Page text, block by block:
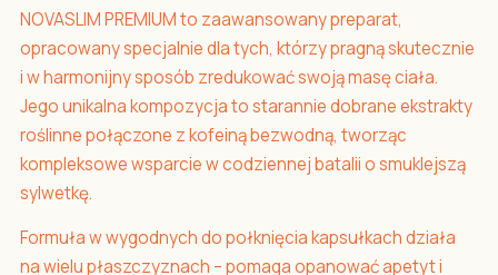
NOVASLIM PREMIUM to zaawansowany preparat,
opracowany specjalnie dla tych, którzy pragną skutecznie
i w harmonijny sposób zredukować swoją masę ciała.
Jego unikalna kompozycja to starannie dobrane ekstrakty
roślinne połączone z kofeiną bezwodną, tworząc
kompleksowe wsparcie w codziennej batalii o smuklejszą
sylwetkę.
Formuła w wygodnych do połknięcia kapsułkach działa
na wielu płaszczyznach – pomaga opanować apetyt i